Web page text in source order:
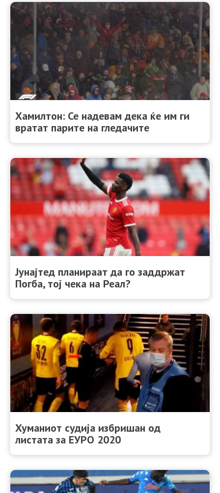
Хамилтон: Се надевам дека ќе им ги
вратат парите на гледачите
Јунајтед планираат да го заддржат
Погба, тој чека на Реал?
Хуманиот судија избришан од
листата за ЕУРО 2020